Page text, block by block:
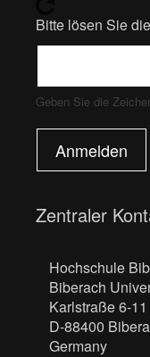
Bitte lösen Sie
Geben Sie die
Anmelden
Zentraler
Hochschule
Biberach
Karlstraße 6-11
D-88400
Germany